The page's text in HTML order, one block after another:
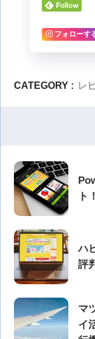
フォローす
CATEGORY : レ
ト！
ハ
評
マ
イ